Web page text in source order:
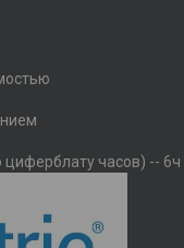
часов) -- 6ч